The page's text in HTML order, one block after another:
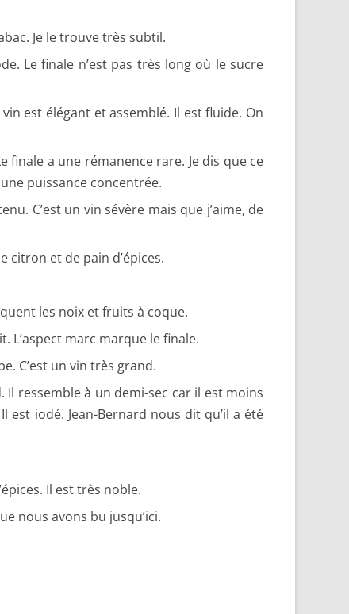
Je le trouve très subtil.
Le finale n’est pas très long où le sucre
est élégant et assemblé. Il est fluide. On
a une rémanence rare. Je dis que ce
puissance concentrée.
C’est un vin sévère mais que j’aime, de
citron et de pain d’épices.
les noix et fruits à coque.
L’aspect marc marque le finale.
C’est un vin très grand.
ressemble à un demi-sec car il est moins
est iodé. Jean-Bernard nous dit qu’il a été
Il est très noble.
nous avons bu jusqu’ici.